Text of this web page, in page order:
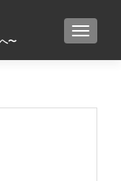
〜